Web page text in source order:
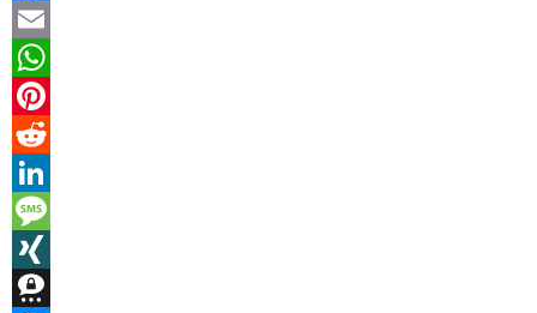
Facebook
Email
WhatsApp
Pinterest
Reddit
LinkedIn
Message
XING